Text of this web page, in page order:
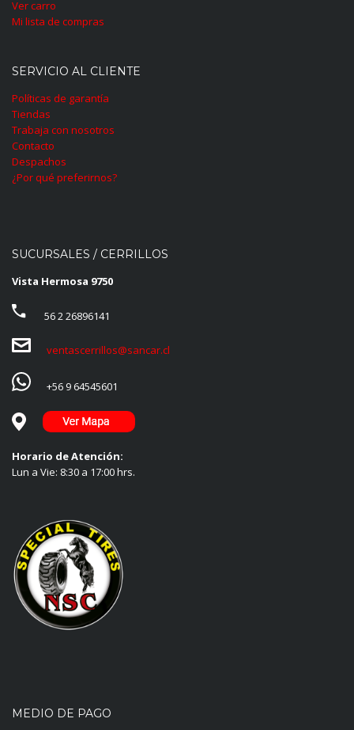
Ver carro
Mi lista de compras
SERVICIO AL CLIENTE
Políticas de garantía
Tiendas
Trabaja con nosotros
Contacto
Despachos
¿Por qué preferirnos?
SUCURSALES / CERRILLOS
Vista Hermosa 9750
56 2 26896141
ventascerrillos@sancar.cl
+56 9 64545601
Horario de Atención:
Lun a Vie: 8:30 a 17:00 hrs.
MEDIO DE PAGO